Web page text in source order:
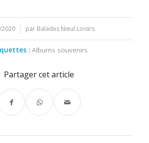
par Balades Nieul Loisirs
: Albums souvenirs
Partager cet article